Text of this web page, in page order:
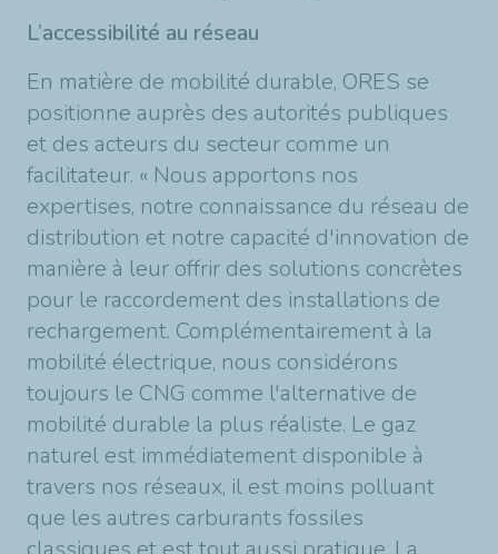
L’accessibilité au réseau
En matière de mobilité durable, ORES se
positionne auprès des autorités publiques
et des acteurs du secteur comme un
facilitateur. « Nous apportons nos
expertises, notre connaissance du réseau de
distribution et notre capacité d'innovation de
manière à leur offrir des solutions concrètes
pour le raccordement des installations de
rechargement. Complémentairement à la
mobilité électrique, nous considérons
toujours le CNG comme l'alternative de
mobilité durable la plus réaliste. Le gaz
naturel est immédiatement disponible à
travers nos réseaux, il est moins polluant
que les autres carburants fossiles